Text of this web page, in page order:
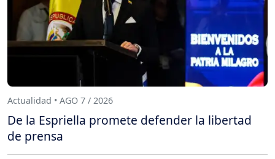
Actualidad • AGO 7 / 2026
De la Espriella promete defender la libertad
de prensa